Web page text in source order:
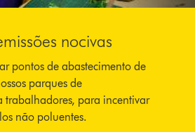
nocivas
pontos de abastecimento de
parques de
trabalhadores, para incentivar
não poluentes.